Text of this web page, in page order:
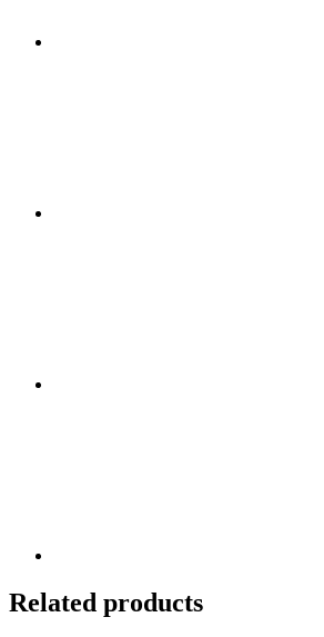
Related products